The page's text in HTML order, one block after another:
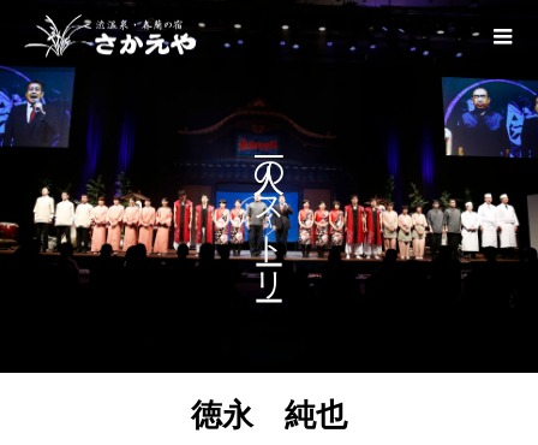
一人一人のストーリー
徳永 純也